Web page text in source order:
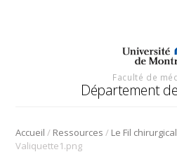
Faculté de
Département
Accueil / Ressources / Le Fil chirurgical
Valiquette1.png